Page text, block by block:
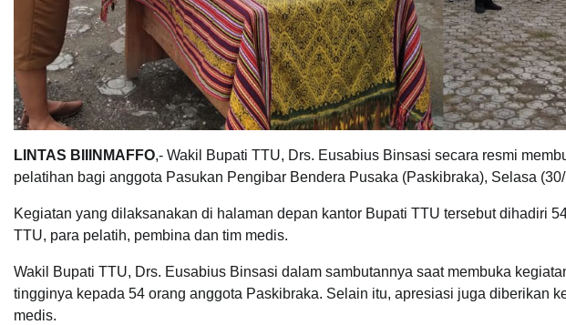
LINTAS BIIINMAFFO,- Wakil Bupati TTU, Drs. Eusabius Binsasi secara resmi
pelatihan bagi anggota Pasukan Pengibar Bendera Pusaka (Paskibraka), Selasa
Kegiatan yang dilaksanakan di halaman depan kantor Bupati TTU tersebut dihadiri
TTU, para pelatih, pembina dan tim medis.
Wakil Bupati TTU, Drs. Eusabius Binsasi dalam sambutannya saat membuka
tingginya kepada 54 orang anggota Paskibraka. Selain itu, apresiasi juga diberikan
medis.